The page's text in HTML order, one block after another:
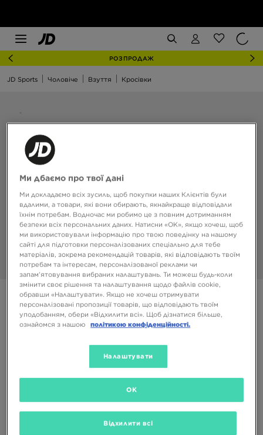
РОЗПРОДАЖ
JD Sports Чоловіче Взуття Кросівки
NIKE AVA ROVER
6699 ГРН
Ми дбаємо про твої дані
Ми докладаємо всіх зусиль, щоб покупки наших Клієнтів були
вдалими, а товари, які вони обирають, якнайкраще відповідали
їхнім потребам. Водночас ми робимо це з повним дотриманням
безпеки всіх персональних даних. Натисни «OK», якщо хочеш, щоб
ми використовували інформацію про твою поведінку на нашому
сайті для підготовки персоналізованих спеціально для тебе
матеріалів, зокрема рекомендацій товарів, які відповідають твоїм
потребам та інтересам, персоналізованої реклами чи
запам’ятовування вибраних налаштувань. Ти можеш будь-коли
змінити своє рішення та налаштування щодо файлів cookie,
обравши «Налаштувати». Якщо не хочеш отримувати
персоналізовані пропозиції товарів, що відповідають твоїм
уподобанням, обери «Відхилити всі». Щоб дізнатися більше,
ознайомся з нашою
політикою конфіденційності.
Налаштувати
Відхилити всі
OK